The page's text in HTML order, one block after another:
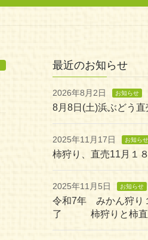
最近のお知らせ
2026年8月2日 お知らせ
8月8日(土)浜ぶどう
2025年11月17日 お知らせ
柿狩り、直売11月１
2025年11月5日 お知らせ
令和7年 みかん狩り
了 柿狩りと柿直